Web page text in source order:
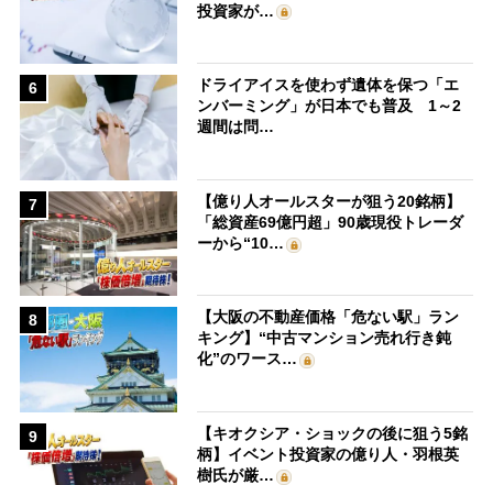
投資家が…
6
ドライアイスを使わず遺体を保つ「エ
ンバーミング」が日本でも普及 1～2
週間は問…
7
【億り人オールスターが狙う20銘柄】
「総資産69億円超」90歳現役トレーダ
ーから“10…
8
【大阪の不動産価格「危ない駅」ラン
キング】“中古マンション売れ行き鈍
化”のワース…
9
【キオクシア・ショックの後に狙う5銘
柄】イベント投資家の億り人・羽根英
樹氏が厳…